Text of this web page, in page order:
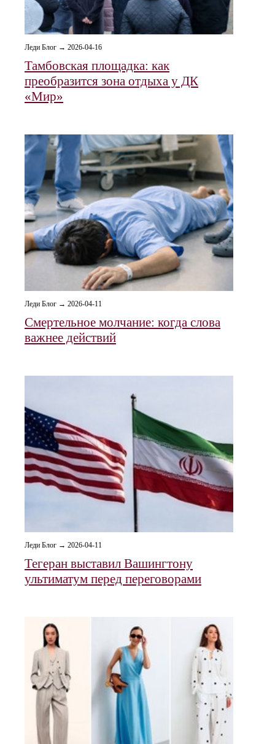
Леди Блог → 2026-04-16
Тамбовская площадка: как
преобразится зона отдыха у ДК
«Мир»
Леди Блог → 2026-04-11
Смертельное молчание: когда слова
важнее действий
Леди Блог → 2026-04-11
Тегеран выставил Вашингтону
ультиматум перед переговорами